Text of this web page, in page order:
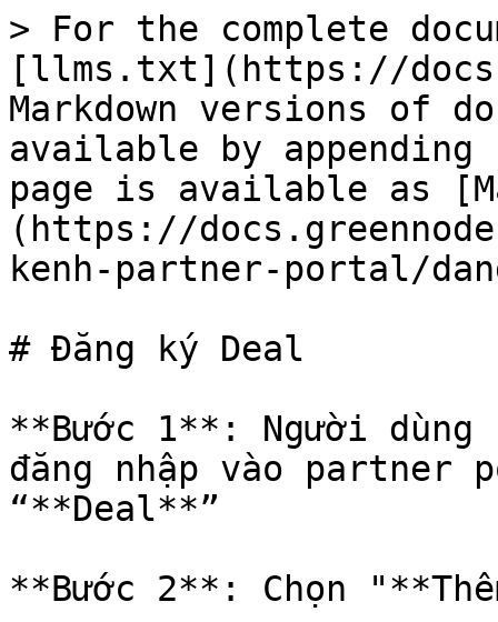
> For the complete
[llms.txt](https://
Markdown versions of
available by
page is available as
(https://
kenh-partner-portal/
# Đăng ký Deal
**Bước 1**: Người
đăng nhập vào partner
“**Deal**”
**Bước 2**: Chọn